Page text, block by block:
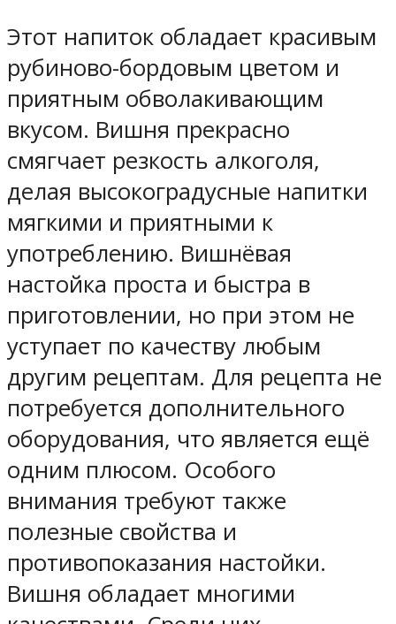
Этот напиток обладает красивым
рубиново-бордовым цветом и
приятным обволакивающим
вкусом. Вишня прекрасно
смягчает резкость алкоголя,
делая высокоградусные напитки
мягкими и приятными к
употреблению. Вишнёвая
настойка проста и быстра в
приготовлении, но при этом не
уступает по качеству любым
другим рецептам. Для рецепта не
потребуется дополнительного
оборудования, что является ещё
одним плюсом. Особого
внимания требуют также
полезные свойства и
противопоказания настойки.
Вишня обладает многими